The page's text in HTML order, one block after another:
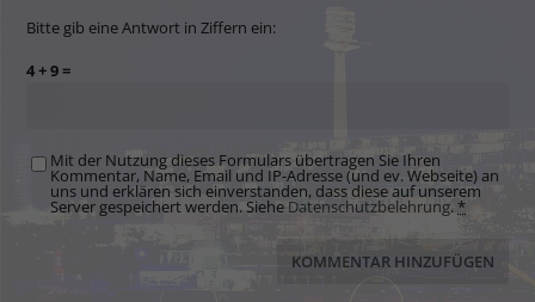
Bitte gib eine Antwort in Ziffern ein:
4 + 9 =
Mit der Nutzung dieses Formulars übertragen Sie Ihren
Kommentar, Name, Email und IP-Adresse (und ev. Webseite) an
uns und erklären sich einverstanden, dass diese auf unserem
Server gespeichert werden. Siehe Datenschutzbelehrung.*